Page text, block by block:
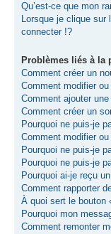
Qu’est-ce que mon
Lorsque je clique sur
connecter !?
Problèmes liés à la
Comment créer un
Comment modifier
Comment ajouter
Comment créer un
Pourquoi ne puis-je
Comment modifier
Pourquoi ne puis-je
Pourquoi ne puis-je
Pourquoi ai-je reçu
Comment rapporter
À quoi sert le bouton
Pourquoi mon
Comment remonter